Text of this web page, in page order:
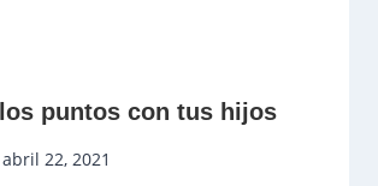
puntos con tus hijos
abril 22, 2021